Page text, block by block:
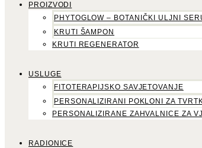
PROIZVODI
PHYTOGLOW – BOTANIČKI ULJNI
KRUTI ŠAMPON
KRUTI REGENERATOR
USLUGE
FITOTERAPIJSKO SAVJETOVANJE
PERSONALIZIRANI POKLONI ZA
PERSONALIZIRANE ZAHVALNICE ZA
RADIONICE